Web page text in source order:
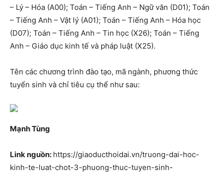
– Lý – Hóa (A00); Toán – Tiếng Anh – Ngữ văn (D01); Toán
– Tiếng Anh – Vật lý (A01); Toán – Tiếng Anh – Hóa học
(D07); Toán – Tiếng Anh – Tin học (X26); Toán – Tiếng
Anh – Giáo dục kinh tế và pháp luật (X25).
Tên các chương trình đào tạo, mã ngành, phương thức
tuyển sinh và chỉ tiêu cụ thể như sau:
Mạnh Tùng
Link nguồn: https://giaoducthoidai.vn/truong-dai-hoc-
kinh-te-luat-chot-3-phuong-thuc-tuyen-sinh-